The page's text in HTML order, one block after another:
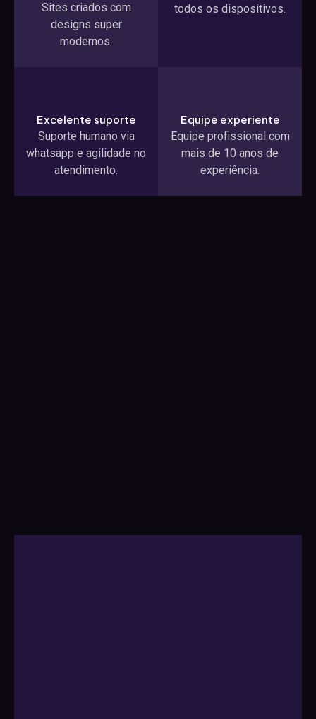
Sites criados com
designs super
modernos.
todos os dispositivos.
Equipe experiente
Equipe profissional com
mais de 10 anos de
experiência.
Excelente suporte
Suporte humano via
whatsapp e agilidade no
atendimento.